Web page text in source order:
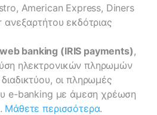
American Express, Diners
εκδότριας
banking (IRIS payments),
ηλεκτρονικών πληρωμών
οι πληρωμές
e-banking με άμεση χρέωση
Μάθετε περισσότερα.